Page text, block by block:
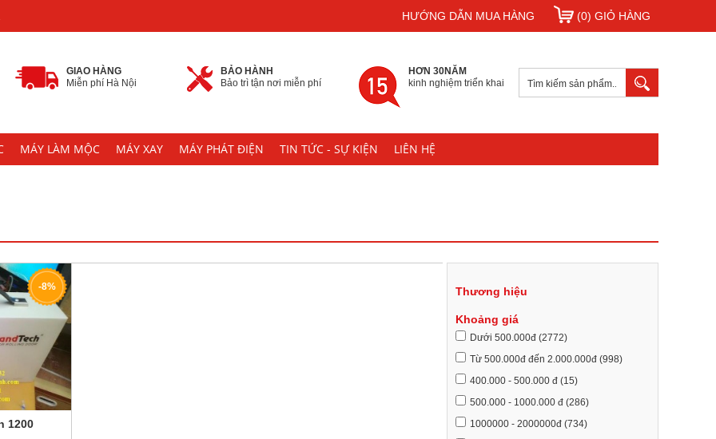
HƯỚNG DẪN MUA HÀNG (0) GIỎ HÀNG
GIAO HÀNG
Miễn phí Hà Nội
BẢO HÀNH
Bảo trì tận nơi miễn phí
HƠN 30NĂM
kinh nghiệm triển khai
MÁY LÀM MỘC MÁY XAY MÁY PHÁT ĐIỆN TIN TỨC - SỰ KIỆN LIÊN HỆ
-8%
1200
Thương hiệu
Khoảng giá
Dưới 500.000đ (2772)
Từ 500.000đ đến 2.000.000đ (998)
400.000 - 500.000 đ (15)
500.000 - 1000.000 đ (286)
1000000 - 2000000đ (734)